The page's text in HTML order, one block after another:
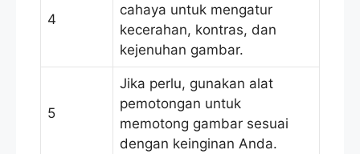
4
cahaya untuk mengatur
kecerahan, kontras, dan
kejenuhan gambar.
5
Jika perlu, gunakan alat
pemotongan untuk
memotong gambar sesuai
dengan keinginan Anda.